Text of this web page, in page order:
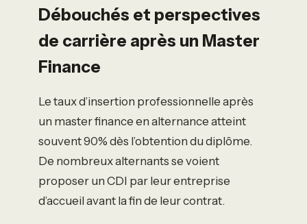
Débouchés et perspectives
de carrière après un Master
Finance
Le taux d’insertion professionnelle après
un master finance en alternance atteint
souvent 90% dès l’obtention du diplôme.
De nombreux alternants se voient
proposer un CDI par leur entreprise
d’accueil avant la fin de leur contrat.